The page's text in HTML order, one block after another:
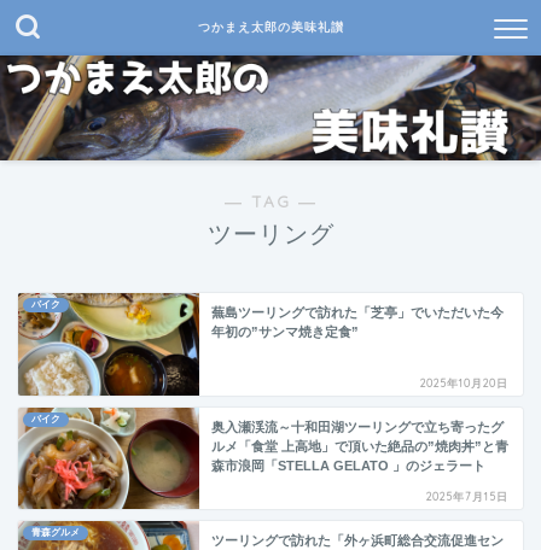
つかまえ太郎の美味礼讃
― TAG ―
ツーリング
バイク
蕪島ツーリングで訪れた「芝亭」でいただいた今
年初の”サンマ焼き定食”
2025年10月20日
バイク
奥入瀬渓流～十和田湖ツーリングで立ち寄ったグ
ルメ「食堂 上高地」で頂いた絶品の”焼肉丼”と青
森市浪岡「STELLA GELATO 」のジェラート
2025年7月15日
青森グルメ
ツーリングで訪れた「外ヶ浜町総合交流促進セン